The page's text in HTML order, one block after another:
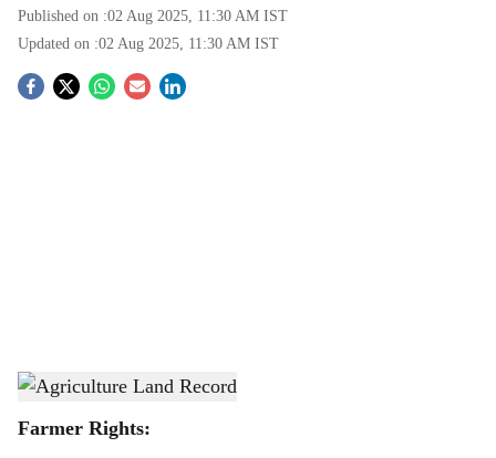
Published on :02 Aug 2025, 11:30 AM IST
Updated on :02 Aug 2025, 11:30 AM IST
S
Agriculture Land Record-Agrowon
Farmer Rights: